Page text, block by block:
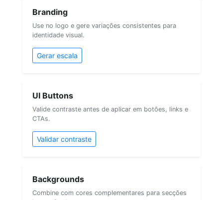
Branding
Use no logo e gere variações consistentes para
identidade visual.
Gerar escala
UI Buttons
Valide contraste antes de aplicar em botões, links e
CTAs.
Validar contraste
Backgrounds
Combine com cores complementares para secções